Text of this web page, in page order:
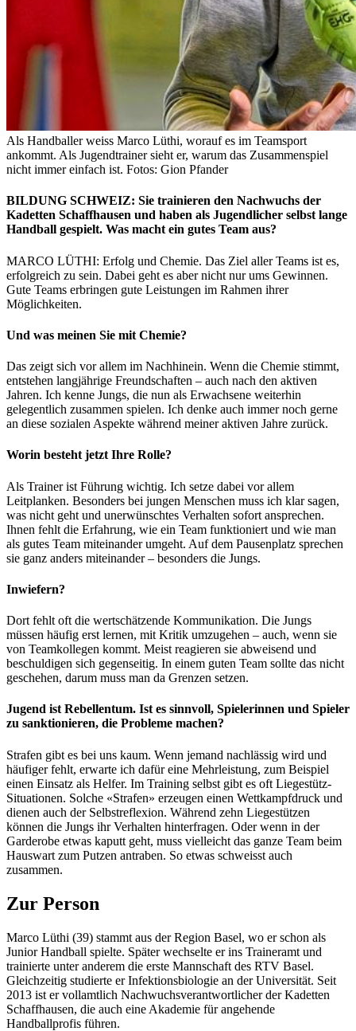
Als Handballer weiss Marco Lüthi, worauf es im Teamsport
ankommt. Als Jugendtrainer sieht er, warum das Zusammenspiel
nicht immer einfach ist. Fotos: Gion Pfander
BILDUNG SCHWEIZ: Sie trainieren den Nachwuchs der
Kadetten Schaffhausen und haben als Jugendlicher selbst lange
Handball gespielt. Was macht ein gutes Team aus?
MARCO LÜTHI: Erfolg und Chemie. Das Ziel aller Teams ist es,
erfolgreich zu sein. Dabei geht es aber nicht nur ums Gewinnen.
Gute Teams erbringen gute Leistungen im Rahmen ihrer
Möglichkeiten.
Und was meinen Sie mit Chemie?
Das zeigt sich vor allem im Nachhinein. Wenn die Chemie stimmt,
entstehen langjährige Freundschaften – auch nach den aktiven
Jahren. Ich kenne Jungs, die nun als Erwachsene weiterhin
gelegentlich zusammen spielen. Ich denke auch immer noch gerne
an diese sozialen Aspekte während meiner aktiven Jahre zurück.
Worin besteht jetzt Ihre Rolle?
Als Trainer ist Führung wichtig. Ich setze dabei vor allem
Leitplanken. Besonders bei jungen Menschen muss ich klar sagen,
was nicht geht und unerwünschtes Verhalten sofort ansprechen.
Ihnen fehlt die Erfahrung, wie ein Team funktioniert und wie man
als gutes Team miteinander umgeht. Auf dem Pausenplatz sprechen
sie ganz anders miteinander – besonders die Jungs.
Inwiefern?
Dort fehlt oft die wertschätzende Kommunikation. Die Jungs
müssen häufig erst lernen, mit Kritik umzugehen – auch, wenn sie
von Teamkollegen kommt. Meist reagieren sie abweisend und
beschuldigen sich gegenseitig. In einem guten Team sollte das nicht
geschehen, darum muss man da Grenzen setzen.
Jugend ist Rebellentum. Ist es sinnvoll, Spielerinnen und Spieler
zu sanktionieren, die Probleme machen?
Strafen gibt es bei uns kaum. Wenn jemand nachlässig wird und
häufiger fehlt, erwarte ich dafür eine Mehrleistung, zum Beispiel
einen Einsatz als Helfer. Im Training selbst gibt es oft Liegestütz-
Situationen. Solche «Strafen» erzeugen einen Wettkampfdruck und
dienen auch der Selbstreflexion. Während zehn Liegestützen
können die Jungs ihr Verhalten hinterfragen. Oder wenn in der
Garderobe etwas kaputt geht, muss vielleicht das ganze Team beim
Hauswart zum Putzen antraben. So etwas schweisst auch
zusammen.
Zur Person
Marco Lüthi (39) stammt aus der Region Basel, wo er schon als
Junior Handball spielte. Später wechselte er ins Traineramt und
trainierte unter anderem die erste Mannschaft des RTV Basel.
Gleichzeitig studierte er Infektionsbiologie an der Universität. Seit
2013 ist er vollamtlich Nachwuchsverantwortlicher der Kadetten
Schaffhausen, die auch eine Akademie für angehende
Handballprofis führen.